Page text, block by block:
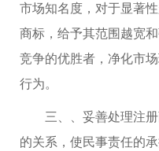
市场知名度，对于显著
商标，给予其范围越宽
竞争的优胜者，净化市
行为。
三、、妥善处理注册
的关系，使民事责任的